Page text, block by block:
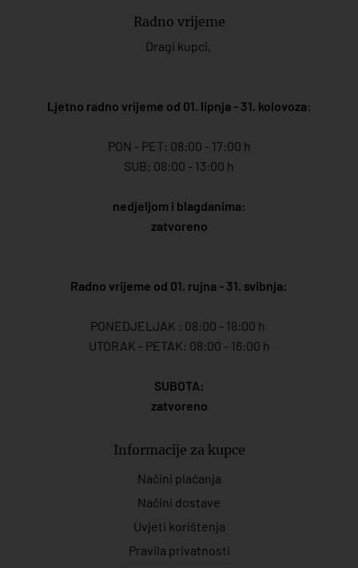
Radno vrijeme
Dragi kupci,
Ljetno radno vrijeme od 01. lipnja - 31. kolovoza:
PON - PET: 08:00 - 17:00 h
SUB: 08:00 - 13:00 h
nedjeljom i blagdanima:
zatvoreno
Radno vrijeme od 01. rujna - 31. svibnja:
PONEDJELJAK : 08:00 - 18:00 h
UTORAK - PETAK: 08:00 - 16:00 h
SUBOTA:
zatvoreno
Informacije za kupce
Načini plaćanja
Načini dostave
Uvjeti korištenja
Pravila privatnosti